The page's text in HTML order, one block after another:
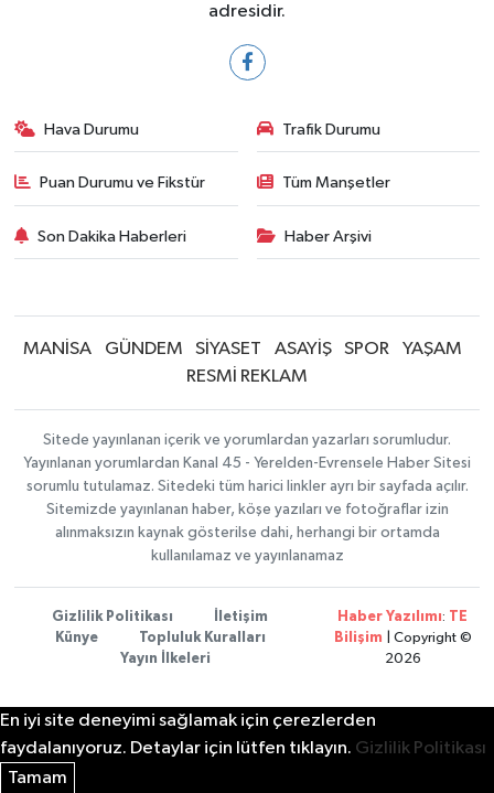
adresidir.
Hava Durumu Trafik Durumu
Puan Durumu ve Fikstür Tüm Manşetler
Son Dakika Haberleri Haber Arşivi
MANİSA GÜNDEM SİYASET ASAYİŞ SPOR
YAŞAM
RESMİ REKLAM
Sitede yayınlanan içerik ve yorumlardan yazarları sorumludur.
Yayınlanan yorumlardan Kanal 45 - Yerelden-Evrensele Haber Sitesi
sorumlu tutulamaz. Sitedeki tüm harici linkler ayrı bir sayfada açılır.
Sitemizde yayınlanan haber, köşe yazıları ve fotoğraflar izin
alınmaksızın kaynak gösterilse dahi, herhangi bir ortamda
kullanılamaz ve yayınlanamaz
Gizlilik Politikası
İletişim
Künye
Topluluk Kuralları
Yayın İlkeleri
Haber Yazılımı: TE
Bilişim | Copyright ©
2026
En iyi site deneyimi sağlamak için çerezlerden
faydalanıyoruz. Detaylar için lütfen tıklayın. Gizlilik Politikası
Tamam